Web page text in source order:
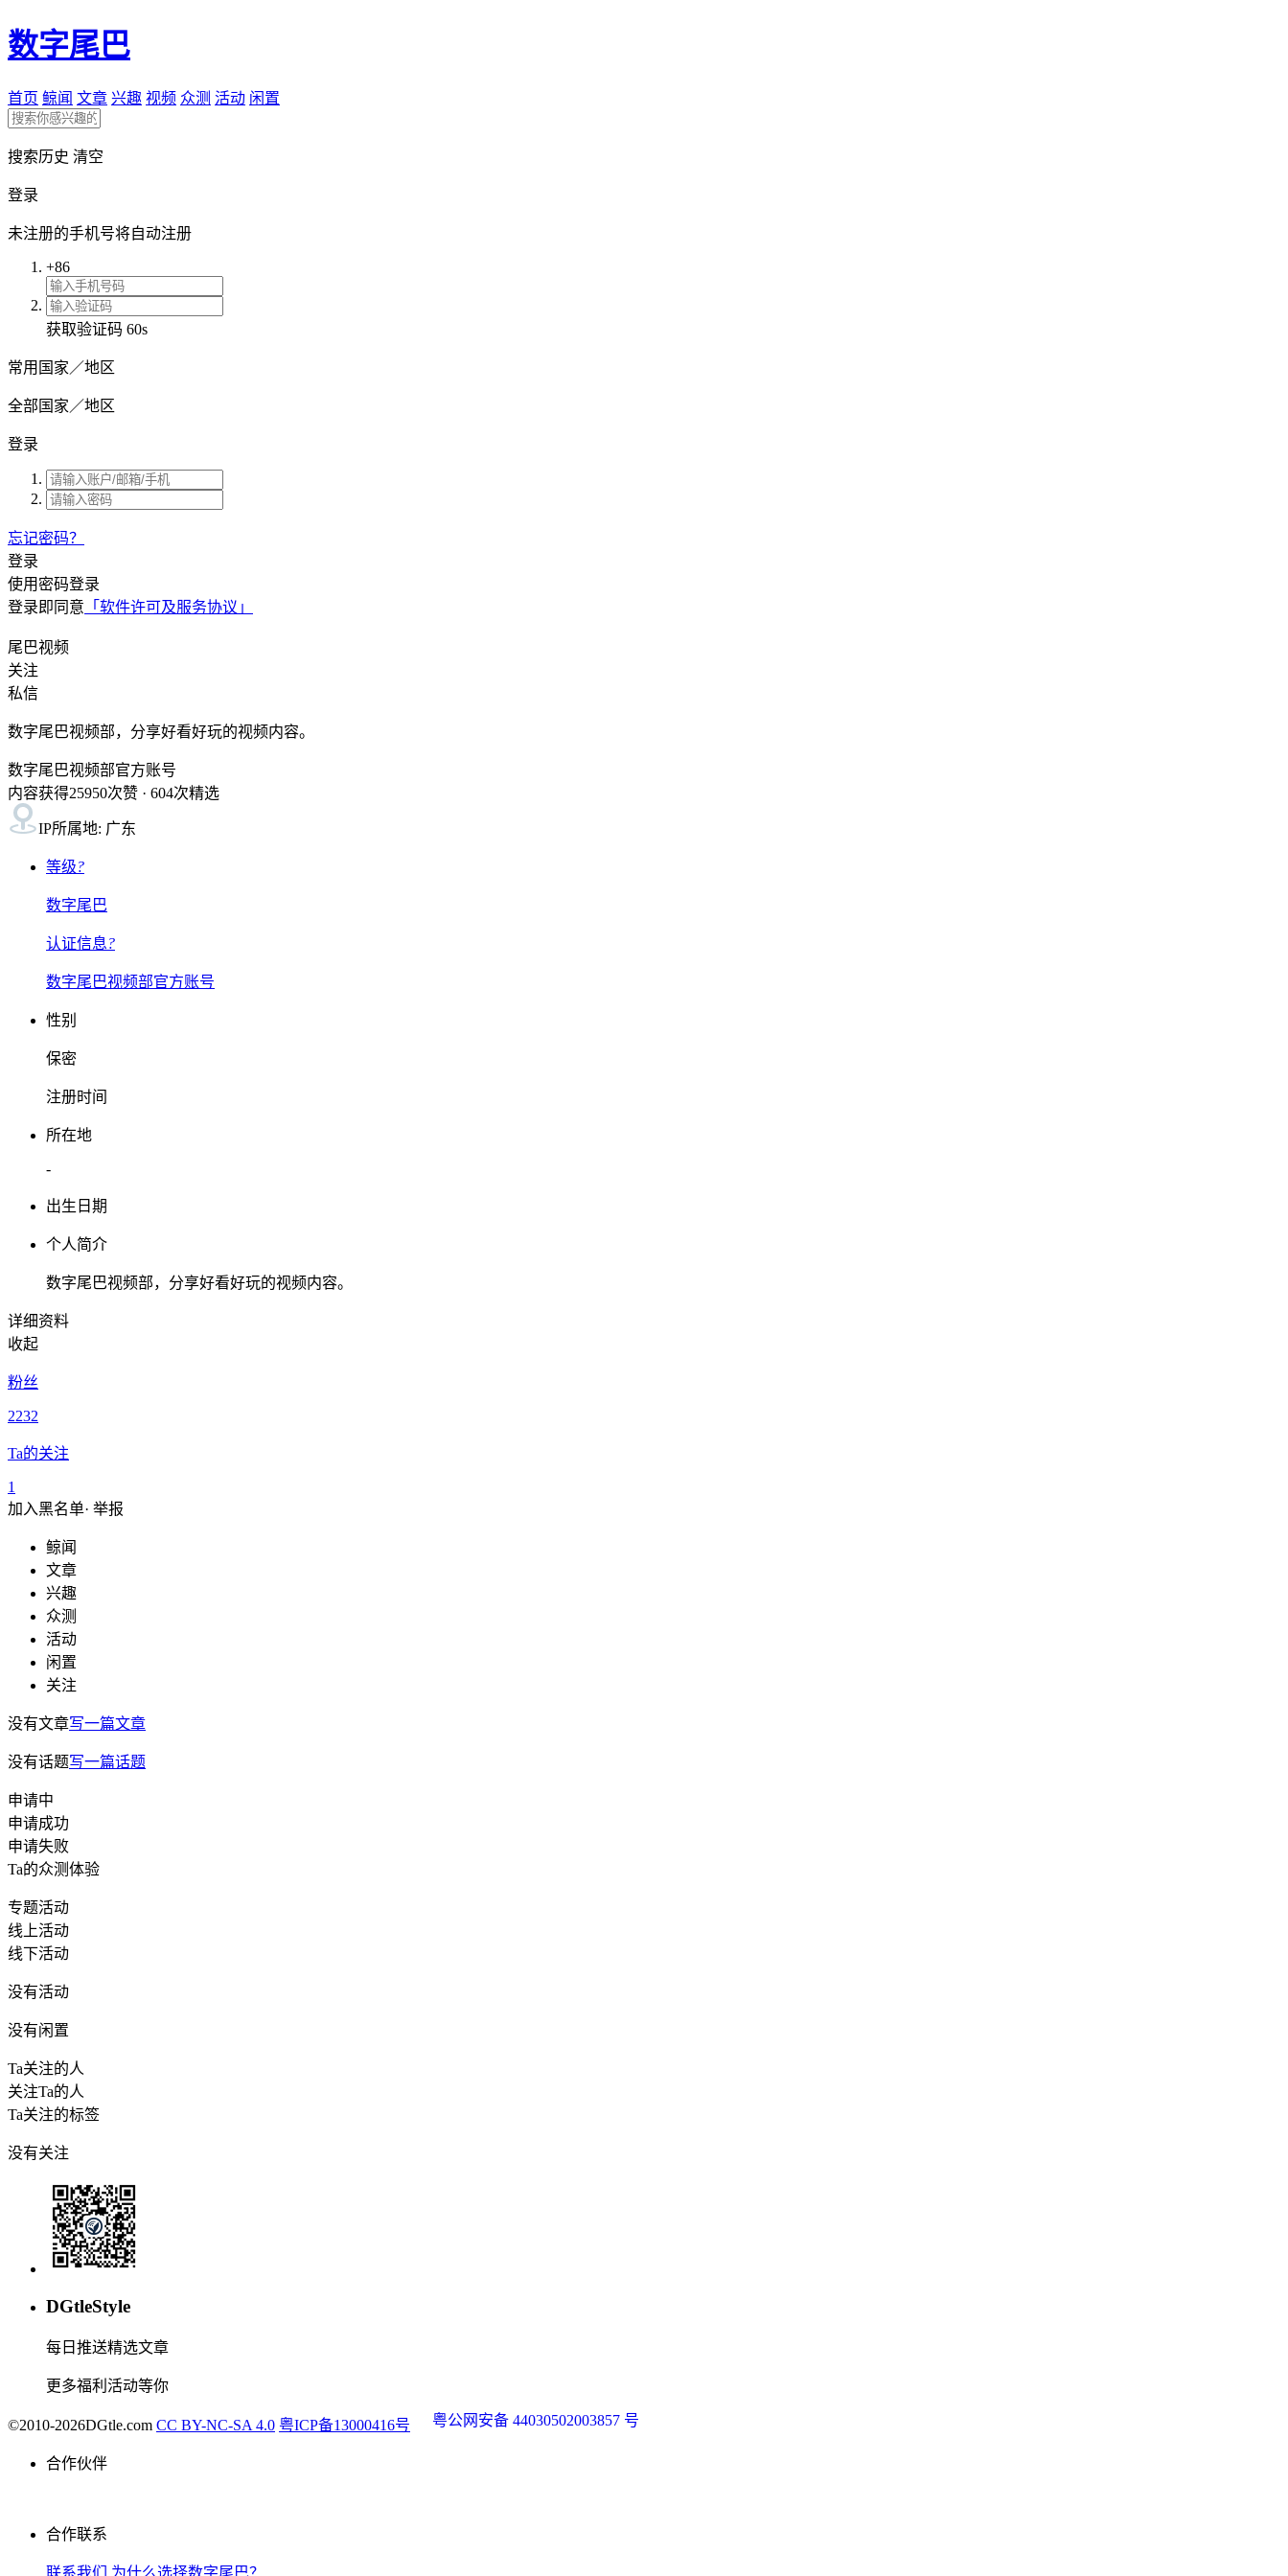
数字尾巴
首页 鲸闻 文章 兴趣 视频 众测 活动 闲置
搜索历史 清空
登录
未注册的手机号将自动注册
+86
获取验证码 60s
常用国家／地区
全部国家／地区
登录
忘记密码？
登录
使用密码登录
登录即同意 「软件许可及服务协议」
尾巴视频
关注
私信
数字尾巴视频部，分享好看好玩的视频内容。
数字尾巴视频部官方账号
内容获得25950次赞 · 604次精选
IP所属地: 广东
等级?
数字尾巴
认证信息?
数字尾巴视频部官方账号
性别
保密
注册时间
所在地
-
出生日期
个人简介
数字尾巴视频部，分享好看好玩的视频内容。
详细资料
收起
粉丝
2232
Ta的关注
1
加入黑名单· 举报
鲸闻
文章
兴趣
众测
活动
闲置
关注
没有文章写一篇文章
没有话题写一篇话题
申请中
申请成功
申请失败
Ta的众测体验
专题活动
线上活动
线下活动
没有活动
没有闲置
Ta关注的人
关注Ta的人
Ta关注的标签
没有关注
DGtleStyle
每日推送精选文章
更多福利活动等你
©2010-2026DGtle.com CC BY-NC-SA 4.0 粤ICP备13000416号 粤公网安备 44030502003857 号
合作伙伴
合作联系